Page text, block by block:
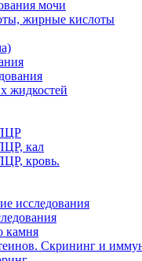
мочи
жирные кислоты
жидкостей
кал
кровь.
исследования
камня
Скрининг и